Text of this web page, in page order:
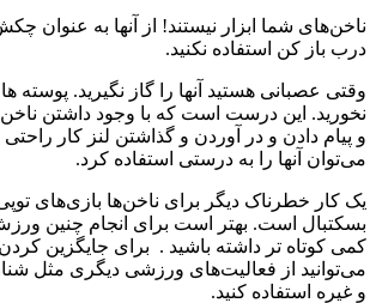
ناخن‌های شما ابزار نیستند! از آنها به عنوان
درب باز کن استفاده نکنید.
وقتی عصبانی هستید آنها را گاز نگیرید. پوسته
نخورید. این درست است که با وجود داشتن
و پیام دادن و در آوردن و گذاشتن لنز کار
می‌توان آنها را به درستی استفاده کرد.
یک کار خطرناک دیگر برای ناخن‌ها بازی‌های
بسکتبال است. بهتر است برای انجام چنین
کمی کوتاه تر داشته باشید . برای جایگزین
می‌توانید از فعالیت‌های ورزشی دیگری مثل
و غیره استفاده کنید.